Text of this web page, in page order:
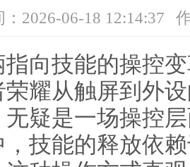
：2026-06-18 12:14:37
向技能的操控
荣耀从触屏到外
疑是一场操控
技能的释放依